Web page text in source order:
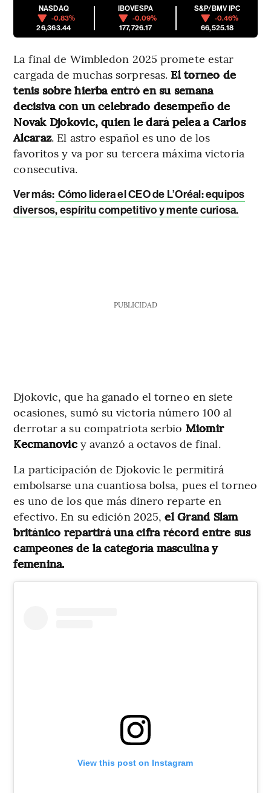
NASDAQ
-0.83%
26,363.44
IBOVESPA
-0.09%
177,726.17
S&P/BMV IPC
-0.46%
66,525.18
La final de Wimbledon 2025 promete estar
cargada de muchas sorpresas. El torneo de
tenis sobre hierba entró en su semana
decisiva con un celebrado desempeño de
Novak Djokovic, quien le dará pelea a Carlos
Alcaraz. El astro español es uno de los
favoritos y va por su tercera máxima victoria
consecutiva.
Ver más: Cómo lidera el CEO de L’Oréal: equipos
diversos, espíritu competitivo y mente curiosa.
PUBLICIDAD
Djokovic, que ha ganado el torneo en siete
ocasiones, sumó su victoria número 100 al
derrotar a su compatriota serbio Miomir
Kecmanovicy avanzó a octavos de final.
La participación de Djokovic le permitirá
embolsarse una cuantiosa bolsa, pues el torneo
es uno de los que más dinero reparte en
efectivo. En su edición 2025,el Grand Slam
británico repartirá una cifra récord entre sus
campeones de la categoría masculina y
femenina.
View this post on Instagram